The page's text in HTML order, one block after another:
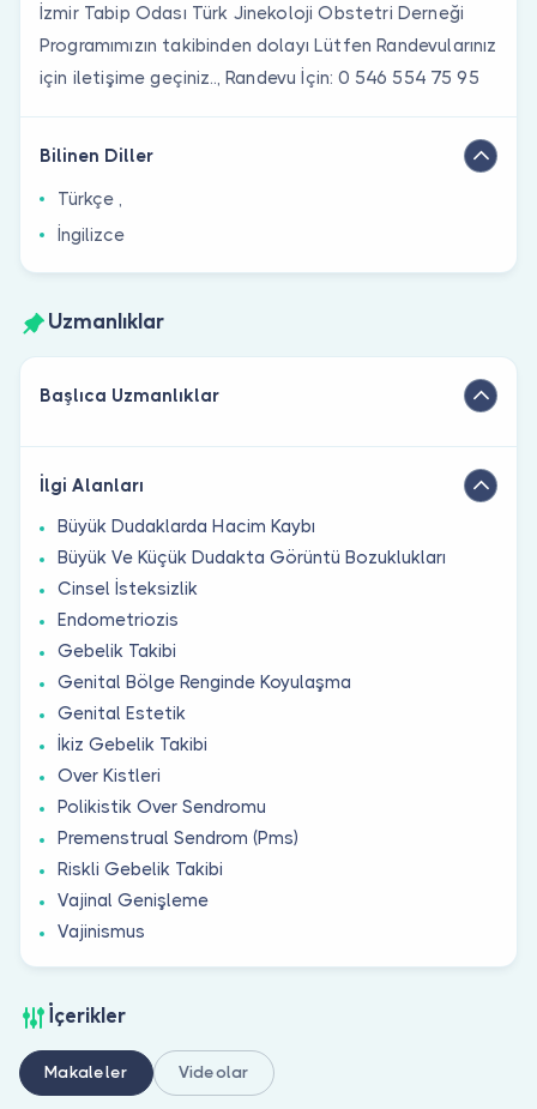
İzmir Tabip Odası Türk Jinekoloji Obstetri Derneği
Programımızın takibinden dolayı Lütfen Randevularınız
için iletişime geçiniz.., Randevu İçin: 0 546 554 75 95
Bilinen Diller
Türkçe ,
İngilizce
Uzmanlıklar
Başlıca Uzmanlıklar
İlgi Alanları
Büyük Dudaklarda Hacim Kaybı
Büyük Ve Küçük Dudakta Görüntü Bozuklukları
Cinsel İsteksizlik
Endometriozis
Gebelik Takibi
Genital Bölge Renginde Koyulaşma
Genital Estetik
İkiz Gebelik Takibi
Over Kistleri
Polikistik Over Sendromu
Premenstrual Sendrom (Pms)
Riskli Gebelik Takibi
Vajinal Genişleme
Vajinismus
İçerikler
Makaleler Videolar